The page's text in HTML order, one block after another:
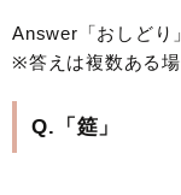
Answer「おしどり」
※答えは複数ある
Q.「筵」